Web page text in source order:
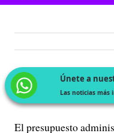
Únete a
Las noticias
El presupuesto